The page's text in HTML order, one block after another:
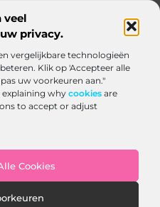
veel
privacy.
vergelijkbare technologieën
Klik op 'Accepteer alle
uw voorkeuren aan."
explaining why cookies are
to accept or adjust
Cookies
(EU)
All Right Reserved.